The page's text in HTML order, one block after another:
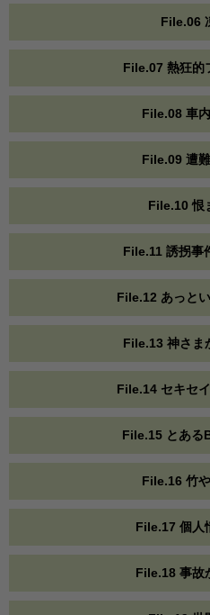
File.06
File.07 熱狂的
File.08 車
File.09 遭
File.10 恨
File.11 誘拐事
File.12 あっと
File.13 神さま
File.14 セキセ
File.15 とある
File.16 竹
File.17 個人
File.18 事故